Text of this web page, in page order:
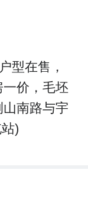
型在售，
价，毛坯
南路与宇
)